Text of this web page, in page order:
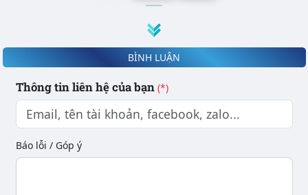
BÌNH LUẬN
Thông tin liên hệ của bạn (*)
Báo lỗi / Góp ý